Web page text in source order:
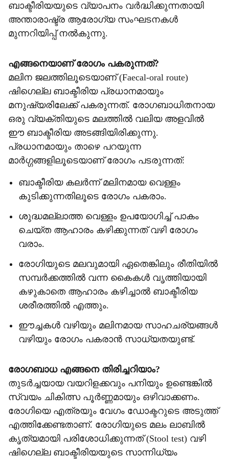
ബാക്ടീരിയയുടെ വ്യാപനം വർദ്ധിക്കുന്നതായി
അന്താരാഷ്ട്ര ആരോഗ്യ സംഘടനകൾ
മുന്നറിയിപ്പ് നൽകുന്നു.
എങ്ങനെയാണ് രോഗം പകരുന്നത്?
മലിന ജലത്തിലൂടെയാണ് (Faecal-oral route)
ഷിഗെല്ല ബാക്ടീരിയ പ്രധാനമായും
മനുഷ്യരിലേക്ക് പകരുന്നത്. രോഗബാധിതനായ
ഒരു വ്യക്തിയുടെ മലത്തിൽ വലിയ അളവിൽ
ഈ ബാക്ടീരിയ അടങ്ങിയിരിക്കുന്നു.
പ്രധാനമായും താഴെ പറയുന്ന
മാർഗ്ഗങ്ങളിലൂടെയാണ് രോഗം പടരുന്നത്:
ബാക്ടീരിയ കലർന്ന് മലിനമായ വെള്ളം
കുടിക്കുന്നതിലൂടെ രോഗം പകരാം.
ശുദ്ധമല്ലാത്ത വെള്ളം ഉപയോഗിച്ച് പാകം
ചെയ്ത ആഹാരം കഴിക്കുന്നത് വഴി രോഗം
വരാം.
രോഗിയുടെ മലവുമായി ഏതെങ്കിലും രീതിയിൽ
സമ്പർക്കത്തിൽ വന്ന കൈകൾ വൃത്തിയായി
കഴുകാതെ ആഹാരം കഴിച്ചാൽ ബാക്ടീരിയ
ശരീരത്തിൽ എത്തും.
ഈച്ചകൾ വഴിയും മലിനമായ സാഹചര്യങ്ങൾ
വഴിയും രോഗം പകരാൻ സാധ്യതയുണ്ട്.
രോഗബാധ എങ്ങനെ തിരിച്ചറിയാം?
തുടർച്ചയായ വയറിളക്കവും പനിയും ഉണ്ടെങ്കിൽ
സ്വയം ചികിത്സ പൂർണ്ണമായും ഒഴിവാക്കണം.
രോഗിയെ എത്രയും വേഗം ഡോക്ടറുടെ അടുത്ത്
എത്തിക്കേണ്ടതാണ്. രോഗിയുടെ മലം ലാബിൽ
കൃത്യമായി പരിശോധിക്കുന്നത് (Stool test) വഴി
ഷിഗെല്ല ബാക്ടീരിയയുടെ സാന്നിധ്യം